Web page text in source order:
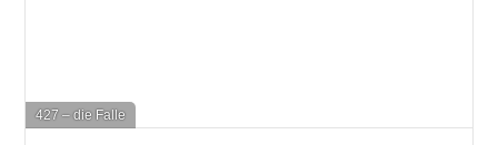
427 – die Falle